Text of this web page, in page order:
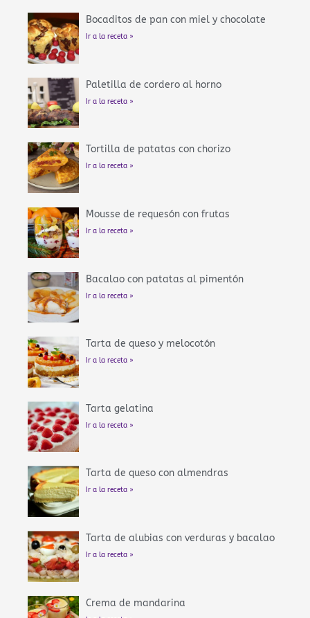
Bocaditos de pan con miel y chocolate
Ir a la receta »
Paletilla de cordero al horno
Ir a la receta »
Tortilla de patatas con chorizo
Ir a la receta »
Mousse de requesón con frutas
Ir a la receta »
Bacalao con patatas al pimentón
Ir a la receta »
Tarta de queso y melocotón
Ir a la receta »
Tarta gelatina
Ir a la receta »
Tarta de queso con almendras
Ir a la receta »
Tarta de alubias con verduras y bacalao
Ir a la receta »
Crema de mandarina